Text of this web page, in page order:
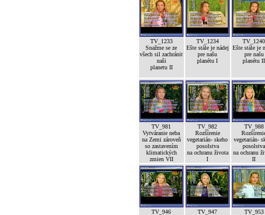
TV_1233
Snažme se ze
všech sil zachránit
naši
planetu II
TV_1234
Ešte stále je nádej
pre našu
planétu I
TV_1240
Ešte stále je
pre našu
planétu II
TV_981
Vytváranie neba
na Zemi zároveň
so zastavením
klimatických
zmien VII
TV_982
Rozšírenie
vegetarián- skeho
posolstva
na ochranu života
I
TV_988
vegetarián-
posolstva
na ochranu
II
TV_946 TV_947 TV_953